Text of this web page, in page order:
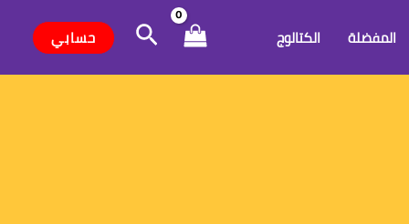
المفضلة الكتالوج البحث حسابي